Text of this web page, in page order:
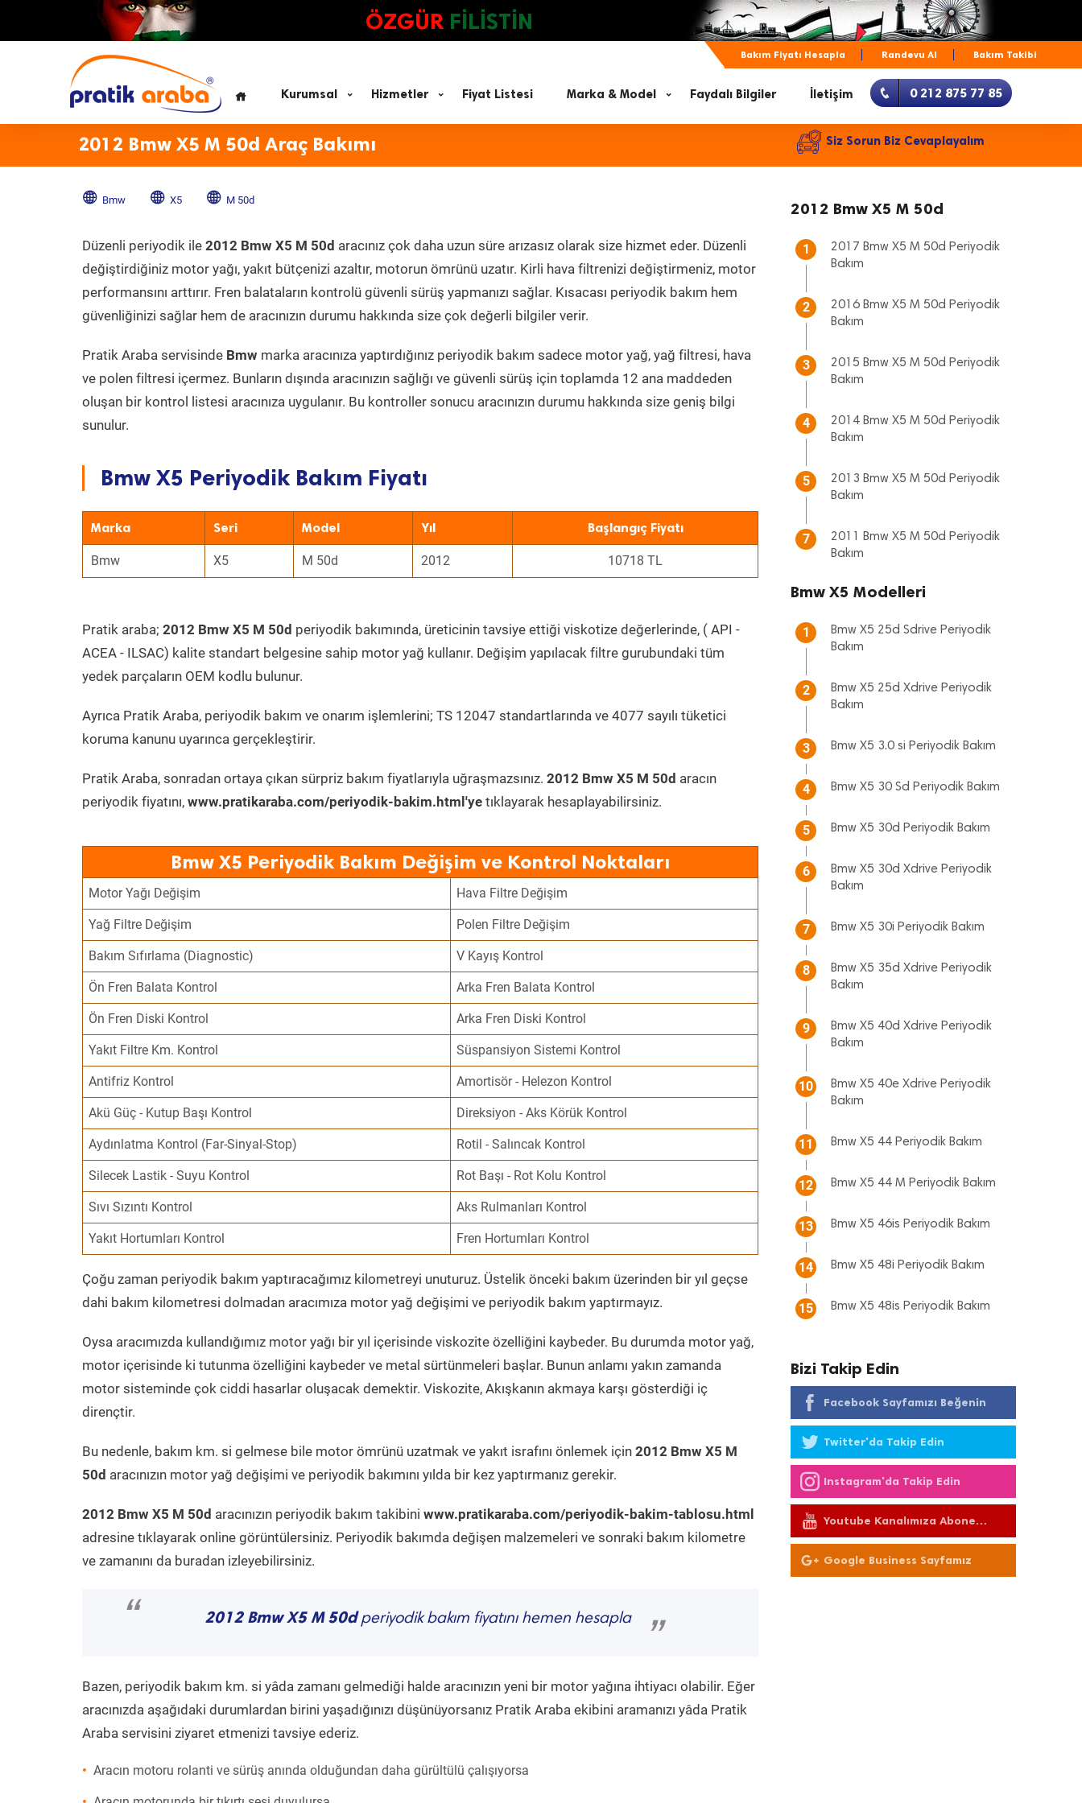
ÖZGÜR FİLİSTİN
Bakım Fiyatı Hesapla Randevu Al Bakım Takibi
Kurumsal Hizmetler Fiyat Listesi Marka & Model Faydalı Bilgiler İletişim 0 212 875 77 85
2012 Bmw X5 M 50d Araç Bakımı Siz Sorun Biz Cevaplayalım
Bmw X5 M 50d
Düzenli periyodik ile 2012 Bmw X5 M 50d aracınız çok daha uzun süre arızasız olarak size hizmet eder. Düzenli
değiştirdiğiniz motor yağı, yakıt bütçenizi azaltır, motorun ömrünü uzatır. Kirli hava filtrenizi değiştirmeniz, motor
performansını arttırır. Fren balataların kontrolü güvenli sürüş yapmanızı sağlar. Kısacası periyodik bakım hem
güvenliğinizi sağlar hem de aracınızın durumu hakkında size çok değerli bilgiler verir.
Pratik Araba servisinde Bmw marka aracınıza yaptırdığınız periyodik bakım sadece motor yağ, yağ filtresi, hava
ve polen filtresi içermez. Bunların dışında aracınızın sağlığı ve güvenli sürüş için toplamda 12 ana maddeden
oluşan bir kontrol listesi aracınıza uygulanır. Bu kontroller sonucu aracınızın durumu hakkında size geniş bilgi
sunulur.
Bmw X5 Periyodik Bakım Fiyatı
Marka Seri Model Yıl Başlangıç Fiyatı
Bmw X5 M 50d 2012 10718 TL
Pratik araba; 2012 Bmw X5 M 50d periyodik bakımında, üreticinin tavsiye ettiği viskotize değerlerinde, ( API -
ACEA - ILSAC) kalite standart belgesine sahip motor yağ kullanır. Değişim yapılacak filtre gurubundaki tüm
yedek parçaların OEM kodlu bulunur.
Ayrıca Pratik Araba, periyodik bakım ve onarım işlemlerini; TS 12047 standartlarında ve 4077 sayılı tüketici
koruma kanunu uyarınca gerçekleştirir.
Pratik Araba, sonradan ortaya çıkan sürpriz bakım fiyatlarıyla uğraşmazsınız. 2012 Bmw X5 M 50d aracın
periyodik fiyatını, www.pratikaraba.com/periyodik-bakim.html'ye tıklayarak hesaplayabilirsiniz.
Bmw X5 Periyodik Bakım Değişim ve Kontrol Noktaları
Motor Yağı Değişim Hava Filtre Değişim
Yağ Filtre Değişim Polen Filtre Değişim
Bakım Sıfırlama (Diagnostic) V Kayış Kontrol
Ön Fren Balata Kontrol Arka Fren Balata Kontrol
Ön Fren Diski Kontrol Arka Fren Diski Kontrol
Yakıt Filtre Km. Kontrol Süspansiyon Sistemi Kontrol
Antifriz Kontrol Amortisör - Helezon Kontrol
Akü Güç - Kutup Başı Kontrol Direksiyon - Aks Körük Kontrol
Aydınlatma Kontrol (Far-Sinyal-Stop) Rotil - Salıncak Kontrol
Silecek Lastik - Suyu Kontrol Rot Başı - Rot Kolu Kontrol
Sıvı Sızıntı Kontrol Aks Rulmanları Kontrol
Yakıt Hortumları Kontrol Fren Hortumları Kontrol
Çoğu zaman periyodik bakım yaptıracağımız kilometreyi unuturuz. Üstelik önceki bakım üzerinden bir yıl geçse
dahi bakım kilometresi dolmadan aracımıza motor yağ değişimi ve periyodik bakım yaptırmayız.
Oysa aracımızda kullandığımız motor yağı bir yıl içerisinde viskozite özelliğini kaybeder. Bu durumda motor yağ,
motor içerisinde ki tutunma özelliğini kaybeder ve metal sürtünmeleri başlar. Bunun anlamı yakın zamanda
motor sisteminde çok ciddi hasarlar oluşacak demektir. Viskozite, Akışkanın akmaya karşı gösterdiği iç
dirençtir.
Bu nedenle, bakım km. si gelmese bile motor ömrünü uzatmak ve yakıt israfını önlemek için 2012 Bmw X5 M
50d aracınızın motor yağ değişimi ve periyodik bakımını yılda bir kez yaptırmanız gerekir.
2012 Bmw X5 M 50d aracınızın periyodik bakım takibini www.pratikaraba.com/periyodik-bakim-tablosu.html
adresine tıklayarak online görüntülersiniz. Periyodik bakımda değişen malzemeleri ve sonraki bakım kilometre
ve zamanını da buradan izleyebilirsiniz.
“ 2012 Bmw X5 M 50dperiyodik bakım fiyatını hemen hesapla
”
Bazen, periyodik bakım km. si yâda zamanı gelmediği halde aracınızın yeni bir motor yağına ihtiyacı olabilir. Eğer
aracınızda aşağıdaki durumlardan birini yaşadığınızı düşünüyorsanız Pratik Araba ekibini aramanızı yâda Pratik
Araba servisini ziyaret etmenizi tavsiye ederiz.
Aracın motoru rolanti ve sürüş anında olduğundan daha gürültülü çalışıyorsa
2012 Bmw X5 M 50d
1
2017 Bmw X5 M 50d Periyodik
Bakım
2
2016 Bmw X5 M 50d Periyodik
Bakım
3
2015 Bmw X5 M 50d Periyodik
Bakım
4
2014 Bmw X5 M 50d Periyodik
Bakım
5
2013 Bmw X5 M 50d Periyodik
Bakım
7
2011 Bmw X5 M 50d Periyodik
Bakım
Bmw X5 Modelleri
1
Bmw X5 25d Sdrive Periyodik
Bakım
2
Bmw X5 25d Xdrive Periyodik
Bakım
3 Bmw X5 3.0 si Periyodik Bakım
4 Bmw X5 30 Sd Periyodik Bakım
5 Bmw X5 30d Periyodik Bakım
6
Bmw X5 30d Xdrive Periyodik
Bakım
7 Bmw X5 30i Periyodik Bakım
8
Bmw X5 35d Xdrive Periyodik
Bakım
9
Bmw X5 40d Xdrive Periyodik
Bakım
10
Bmw X5 40e Xdrive Periyodik
Bakım
11 Bmw X5 44 Periyodik Bakım
12 Bmw X5 44 M Periyodik Bakım
13 Bmw X5 46is Periyodik Bakım
14 Bmw X5 48i Periyodik Bakım
15 Bmw X5 48is Periyodik Bakım
Bizi Takip Edin
Facebook Sayfamızı Beğenin
Twitter'da Takip Edin
Instagram'da Takip Edin
Youtube Kanalımıza Abone
Olun
Google Business Sayfamız